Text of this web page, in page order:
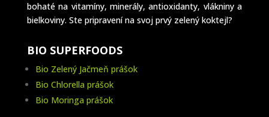
bohaté na vitamíny, minerály, antioxidanty, vlákniny a
bielkoviny. Ste pripravení na svoj prvý zelený koktejl?
BIO SUPERFOODS
Bio Zelený Jačmeň prášok
Bio Chlorella prášok
Bio Moringa prášok